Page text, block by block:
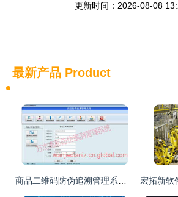
更新时间：2026-08-08
最新产品 Product